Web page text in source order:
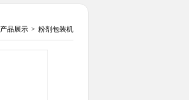
产品展示 > 粉剂包装机